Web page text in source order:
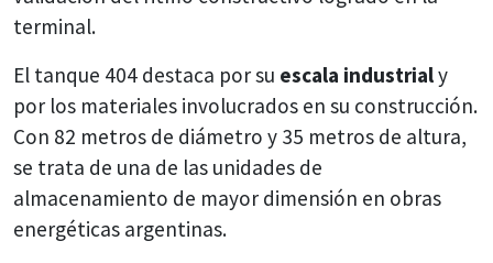
terminal.
El tanque 404 destaca por su escala industrialy
por los materiales involucrados en su construcción.
Con 82 metros de diámetro y 35 metros de altura,
se trata de una de las unidades de
almacenamiento de mayor dimensión en obras
energéticas argentinas.